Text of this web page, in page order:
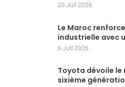
20 Juil 2026
Le Maroc
industrielle avec
6 Juil 2026
Toyota dévoile le
sixième